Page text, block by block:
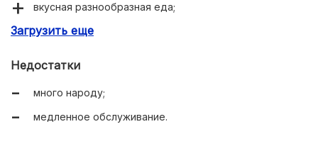
вкусная разнообразная еда;
большие порции;
Загрузить еще
Недостатки
много народу;
медленное обслуживание.